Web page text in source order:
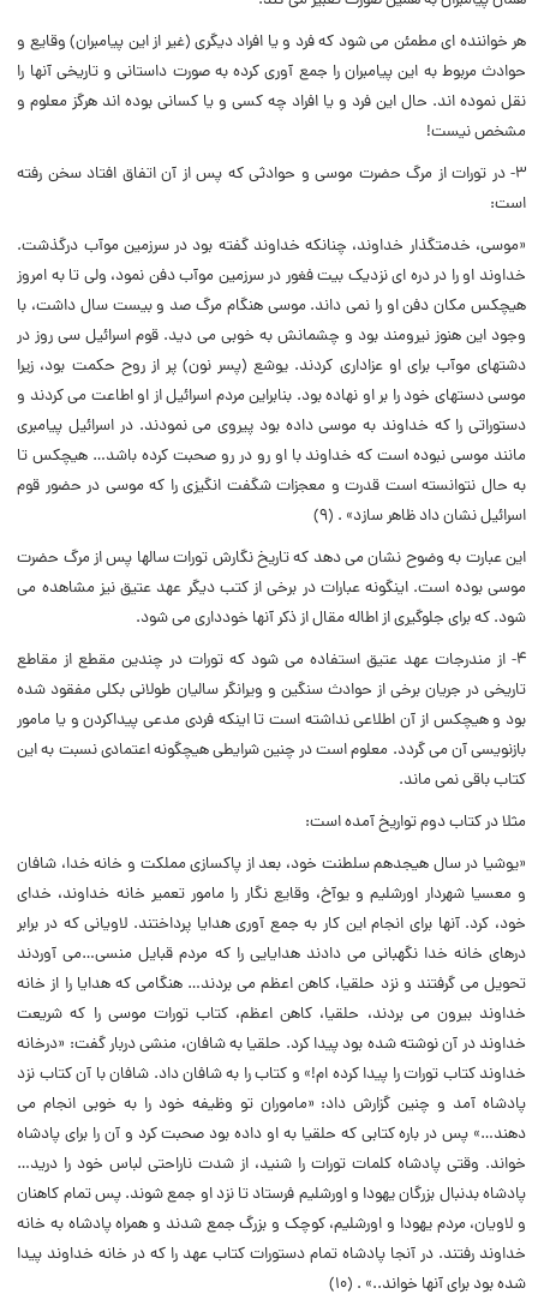
هر خواننده اى مطمئن مى شود که فرد و یا افراد دیگرى (غیر از این پیامبران) وقایع و
حوادث مربوط به این پیامبران را جمع آورى کرده به صورت داستانى و تاریخى آنها را
نقل نموده اند. حال این فرد و یا افراد چه کسى و یا کسانى بوده اند هرگز معلوم و
مشخص نیست!
۳- در تورات از مرگ حضرت موسى و حوادثى که پس از آن اتفاق افتاد سخن رفته
است:
«موسى، خدمتگذار خداوند، چنانکه خداوند گفته بود در سرزمین موآب درگذشت.
خداوند او را در دره اى نزدیک بیت فغور در سرزمین موآب دفن نمود، ولى تا به امروز
هیچکس مکان دفن او را نمى داند. موسى هنگام مرگ صد و بیست سال داشت، با
وجود این هنوز نیرومند بود و چشمانش به خوبى مى دید. قوم اسرائیل سى روز در
دشتهاى موآب براى او عزادارى کردند. یوشع (پسر نون) پر از روح حکمت بود، زیرا
موسى دستهاى خود را بر او نهاده بود. بنابراین مردم اسرائیل از او اطاعت مى کردند و
دستوراتى را که خداوند به موسى داده بود پیروى مى نمودند. در اسرائیل پیامبرى
مانند موسى نبوده است که خداوند با او رو در رو صحبت کرده باشد… هیچکس تا
به حال نتوانسته است قدرت و معجزات شگفت انگیزى را که موسى در حضور قوم
اسرائیل نشان داد ظاهر سازد» . (۹)
این عبارت به وضوح نشان مى دهد که تاریخ نگارش تورات سالها پس از مرگ حضرت
موسى بوده است. اینگونه عبارات در برخى از کتب دیگر عهد عتیق نیز مشاهده مى
شود. که براى جلوگیرى از اطاله مقال از ذکر آنها خوددارى مى شود.
۴- از مندرجات عهد عتیق استفاده مى شود که تورات در چندین مقطع از مقاطع
تاریخى در جریان برخى از حوادث سنگین و ویرانگر سالیان طولانى بکلى مفقود شده
بود و هیچکس از آن اطلاعى نداشته است تا اینکه فردى مدعى پیداکردن و یا مامور
بازنویسى آن مى گردد. معلوم است در چنین شرایطى هیچگونه اعتمادى نسبت به این
کتاب باقى نمى ماند.
مثلا در کتاب دوم تواریخ آمده است:
«یوشیا در سال هیجدهم سلطنت خود، بعد از پاکسازى مملکت و خانه خدا، شافان
و معسیا شهردار اورشلیم و یوآخ، وقایع نگار را مامور تعمیر خانه خداوند، خداى
خود، کرد. آنها براى انجام این کار به جمع آورى هدایا پرداختند. لاویانى که در برابر
درهاى خانه خدا نگهبانى مى دادند هدایایى را که مردم قبایل منسى…مى آوردند
تحویل مى گرفتند و نزد حلقیا، کاهن اعظم مى بردند… هنگامى که هدایا را از خانه
خداوند بیرون مى بردند، حلقیا، کاهن اعظم، کتاب تورات موسى را که شریعت
خداوند در آن نوشته شده بود پیدا کرد. حلقیا به شافان، منشى دربار گفت: «درخانه
خداوند کتاب تورات را پیدا کرده ام!» و کتاب را به شافان داد. شافان با آن کتاب نزد
پادشاه آمد و چنین گزارش داد: «ماموران تو وظیفه خود را به خوبى انجام مى
دهند…» پس در باره کتابى که حلقیا به او داده بود صحبت کرد و آن را براى پادشاه
خواند. وقتى پادشاه کلمات تورات را شنید، از شدت ناراحتى لباس خود را درید…
پادشاه بدنبال بزرگان یهودا و اورشلیم فرستاد تا نزد او جمع شوند. پس تمام کاهنان
و لاویان، مردم یهودا و اورشلیم، کوچک و بزرگ جمع شدند و همراه پادشاه به خانه
خداوند رفتند. در آنجا پادشاه تمام دستورات کتاب عهد را که در خانه خداوند پیدا
شده بود براى آنها خواند..» . (۱۰)